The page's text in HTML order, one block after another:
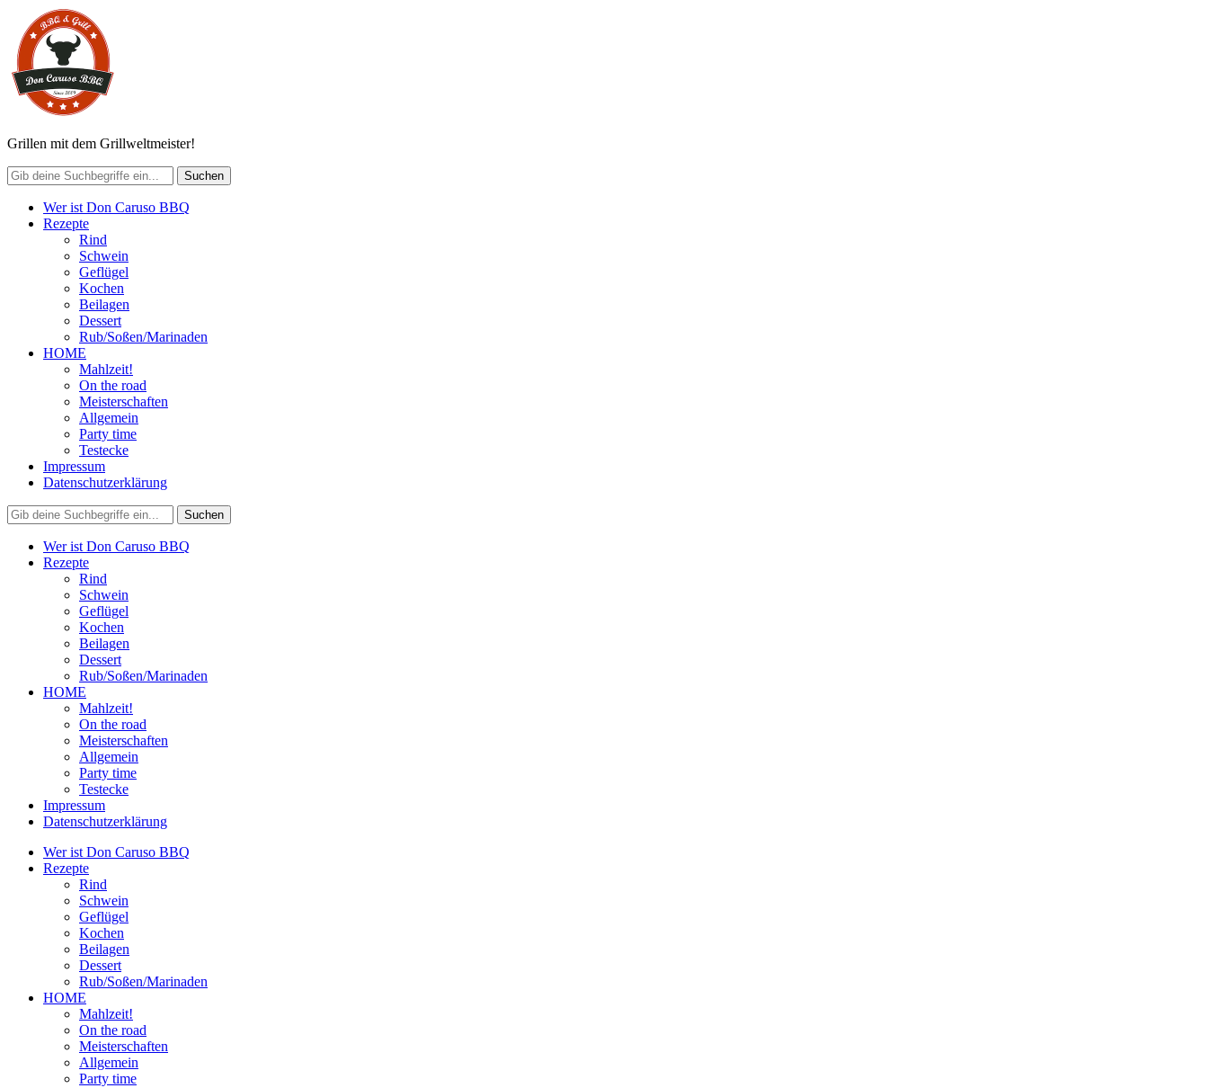
Grillen mit dem Grillweltmeister!
Wer ist Don Caruso BBQ
Rezepte
Rind
Schwein
Geflügel
Kochen
Beilagen
Dessert
Rub/Soßen/Marinaden
HOME
Mahlzeit!
On the road
Meisterschaften
Allgemein
Party time
Testecke
Impressum
Datenschutzerklärung
Wer ist Don Caruso BBQ
Rezepte
Rind
Schwein
Geflügel
Kochen
Beilagen
Dessert
Rub/Soßen/Marinaden
HOME
Mahlzeit!
On the road
Meisterschaften
Allgemein
Party time
Testecke
Impressum
Datenschutzerklärung
Wer ist Don Caruso BBQ
Rezepte
Rind
Schwein
Geflügel
Kochen
Beilagen
Dessert
Rub/Soßen/Marinaden
HOME
Mahlzeit!
On the road
Meisterschaften
Allgemein
Party time